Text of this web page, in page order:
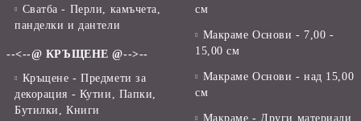
Сватба - Перли, камъчета,
панделки и дантели
--<--@ КРЪЩЕНЕ @-->--
Кръщене - Предмети за
декорация - Кутии, Папки,
Бутилки, Книги
см
Макраме Основи - 7,00 -
15,00 см
Макраме Основи - над 15,00
см
Макраме - Други материали